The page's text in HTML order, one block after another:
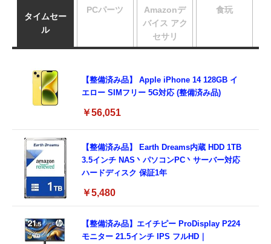
タイムセー
ル
【整備済み品】 Apple iPhone 14 128GB イ
エロー SIMフリー 5G対応 (整備済み品)
￥56,051
【整備済み品】 Earth Dreams内蔵 HDD 1TB
3.5インチ NAS丶パソコンPC丶サーバー対応
ハードディスク 保証1年
￥5,480
【整備済み品】エイチピー ProDisplay P224
モニター 21.5インチ IPS フルHD｜
PCパーツ
Amazonデ
バイス アク
セサリ
食玩